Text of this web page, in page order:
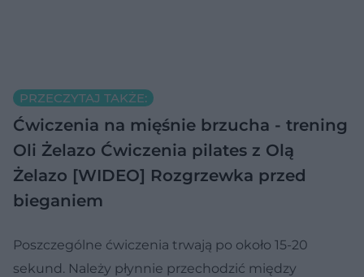
PRZECZYTAJ TAKŻE:
Ćwiczenia na mięśnie brzucha - trening
Oli Żelazo Ćwiczenia pilates z Olą
Żelazo [WIDEO] Rozgrzewka przed
bieganiem
Poszczególne ćwiczenia trwają po około 15-20
sekund. Należy płynnie przechodzić między